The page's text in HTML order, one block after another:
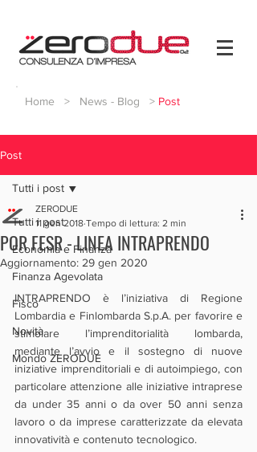
Home > News - Blog > Post
Post
Tutti i post
Economia e Finanza
Finanza Agevolata
Fisco
Novità
Mondo ZERODUE
Tutti i post
POR FESR - LINEA INTRAPRENDO
ZERODUE
11 gen 2018 Tempo di lettura: 2 min
Aggiornamento: 29 gen 2020
INTRAPRENDO è l’iniziativa di Regione
Lombardia e Finlombarda S.p.A. per favorire e
stimolare l’imprenditorialità lombarda,
mediante l’avvio e il sostegno di nuove
iniziative imprenditoriali e di autoimpiego, con
particolare attenzione alle iniziative intraprese
da under 35 anni o da over 50 anni senza
lavoro o da imprese caratterizzate da elevata
innovatività e contenuto tecnologico.